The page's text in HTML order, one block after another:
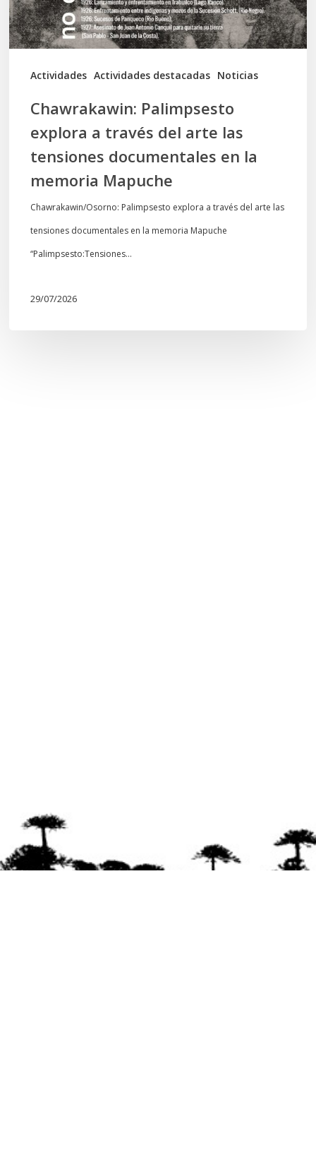
Actividades Actividades destacadas Noticias
las
tensiones
documentales
memoria
Mapuche
Chawrakawin: Palimpsesto
explora a través del arte las
tensiones documentales en la
memoria Mapuche
Chawrakawin/Osorno: Palimpsesto explora a través del arte las
tensiones documentales en la memoria Mapuche
“Palimpsesto:Tensiones…
29/07/2026